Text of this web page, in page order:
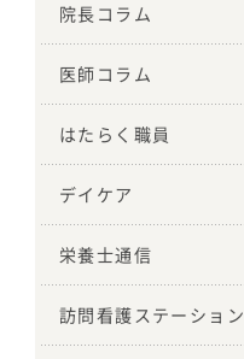
院長コラム
医師コラム
はたらく職員
デイケア
栄養士通信
訪問看護ステーション